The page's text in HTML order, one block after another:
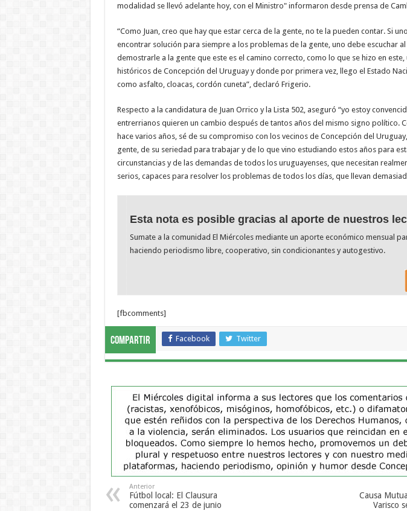
modalidad se llevó adelante hoy, con el Ministro" informaron desde prensa de
“Como Juan, creo que hay que estar cerca de la gente, no te la pueden contar. Si
encontrar solución para siempre a los problemas de la gente, uno debe escuchar
demostrarle a la gente que este es el camino correcto, como lo que se hizo en
históricos de Concepción del Uruguay y donde por primera vez, llego el Estado
como asfalto, cloacas, cordón cuneta”, declaró Frigerio.
Respecto a la candidatura de Juan Orrico y la Lista 502, aseguró “yo estoy
entrerrianos quieren un cambio después de tantos años del mismo signo político.
hace varios años, sé de su compromiso con los vecinos de Concepción del
gente, de su seriedad para trabajar y de lo que vino estudiando estos años para
circunstancias y de las demandas de todos los uruguayenses, que necesitan
serios, capaces para resolver los problemas de todos los días, que llevan
Esta nota es posible gracias al aporte de nuestros
Sumate a la comunidad El Miércoles mediante un aporte económico mensual
haciendo periodismo libre, cooperativo, sin condicionantes y autogestivo.
[fbcomments]
Compartir Facebook Twitter
Anterior
Fútbol local: El Clausura
comenzará el 23 de junio
Causa
Varisco